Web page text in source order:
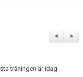
>
<
träningen är idag